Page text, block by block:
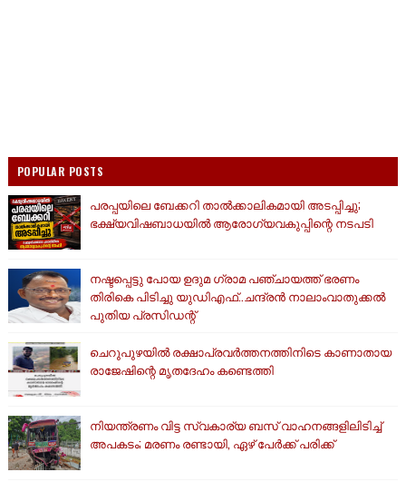
POPULAR POSTS
പരപ്പയിലെ ബേക്കറി താൽക്കാലികമായി അടപ്പിച്ചു;
ഭക്ഷ്യവിഷബാധയിൽ ആരോഗ്യവകുപ്പിന്റെ നടപടി
നഷ്ടപ്പെട്ടു പോയ ഉദുമ ഗ്രാമ പഞ്ചായത്ത് ഭരണം
തിരികെ പിടിച്ചു യുഡിഎഫ്..ചന്ദ്രൻ നാലാംവാതുക്കൽ
പുതിയ പ്രസിഡന്റ്
ചെറുപുഴയിൽ രക്ഷാപ്രവർത്തനത്തിനിടെ കാണാതായ
രാജേഷിന്റെ മൃതദേഹം കണ്ടെത്തി
നിയന്ത്രണം വിട്ട സ്വകാര്യ ബസ് വാഹനങ്ങളിലിടിച്ച്
അപകടം; മരണം രണ്ടായി, ഏഴ് പേർക്ക് പരിക്ക്